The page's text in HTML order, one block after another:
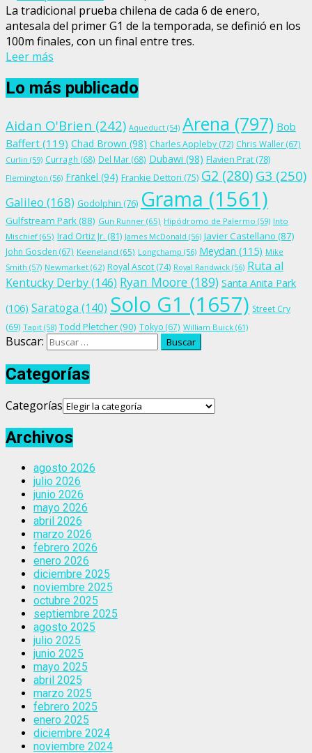
La tradicional prueba chilena de cada 6 de enero,
antesala del primer G1 de la temporada, se definió en los
100m finales, con un final entre tres.
Leer más
Lo más publicado
Aidan O'Brien (242) Aqueduct (54) Arena (797) Bob
Baffert (119) Chad Brown (98) Charles Appleby (72) Chris Waller(67)
Curlin (59) Curragh (68) Del Mar (68) Dubawi (98) Flavien Prat (78)
Flemington (56) Frankel (94) Frankie Dettori (75) G2 (280)G3 (250)
Galileo (168) Godolphin (76) Grama (1561)
Gulfstream Park(88) Gun Runner (65) Hipódromo de Palermo (59) Into
Mischief (65) Irad Ortiz Jr. (81) James McDonald (56) Javier Castellano (87)
John Gosden (67) Keeneland (65) Longchamp (56) Meydan (115) Mike
Smith (57) Newmarket (62) Royal Ascot (74) Royal Randwick (56) Ruta al
Kentucky Derby(146) Ryan Moore (189) Santa Anita Park
(106) Saratoga (140) Solo G1 (1657) Street Cry
(69) Tapit (58) Todd Pletcher(90) Tokyo (67) William Buick (61)
Buscar:
Categorías
Categorías
Archivos
agosto 2026
julio 2026
junio 2026
mayo 2026
abril 2026
marzo 2026
febrero 2026
enero 2026
diciembre 2025
noviembre 2025
octubre 2025
septiembre 2025
agosto 2025
julio 2025
junio 2025
mayo 2025
abril 2025
marzo 2025
febrero 2025
enero 2025
diciembre 2024
noviembre 2024